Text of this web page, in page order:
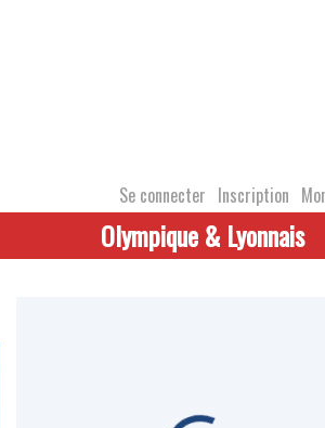
Se connecter Inscription
Olympique & Lyonnais